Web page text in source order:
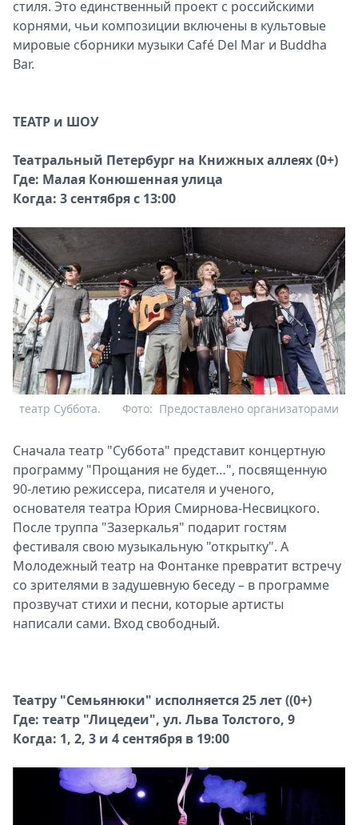
стиля. Это единственный проект с российскими
корнями, чьи композиции включены в культовые
мировые сборники музыки Café Del Mar и Buddha
Bar.
ТЕАТР и ШОУ
Театральный Петербург на Книжных аллеях (0+)
Где: Малая Конюшенная улица
Когда: 3 сентября с 13:00
театр Суббота. Предоставлено организаторами
Фото:
Сначала театр "Суббота" представит концертную
программу "Прощания не будет…", посвященную
90-летию режиссера, писателя и ученого,
основателя театра Юрия Смирнова-Несвицкого.
После труппа "Зазеркалья" подарит гостям
фестиваля свою музыкальную "открытку". А
Молодежный театр на Фонтанке превратит встречу
со зрителями в задушевную беседу – в программе
прозвучат стихи и песни, которые артисты
написали сами. Вход свободный.
Театру "Семьянюки" исполняется 25 лет ((0+)
Где: театр "Лицедеи", ул. Льва Толстого, 9
Когда: 1, 2, 3 и 4 сентября в 19:00